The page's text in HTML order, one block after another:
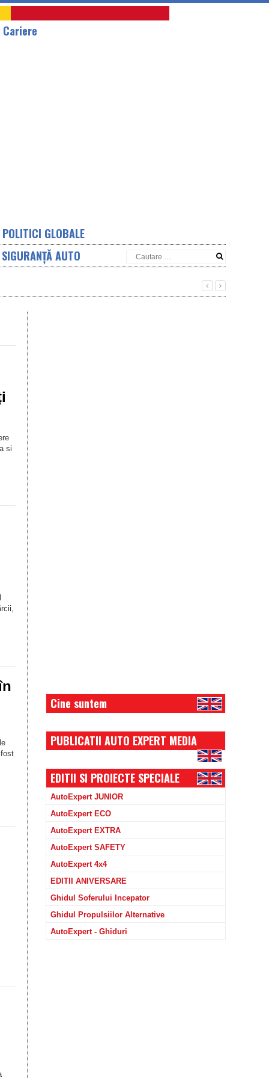
Cariere
POLITICI GLOBALE
SIGURANȚĂ AUTO
si
Cine suntem
PUBLICATII AUTO EXPERT MEDIA
EDITII SI PROIECTE SPECIALE
AutoExpert JUNIOR
AutoExpert ECO
AutoExpert EXTRA
AutoExpert SAFETY
AutoExpert 4x4
EDITII ANIVERSARE
Ghidul Soferului Incepator
Ghidul Propulsiilor Alternative
AutoExpert - Ghiduri